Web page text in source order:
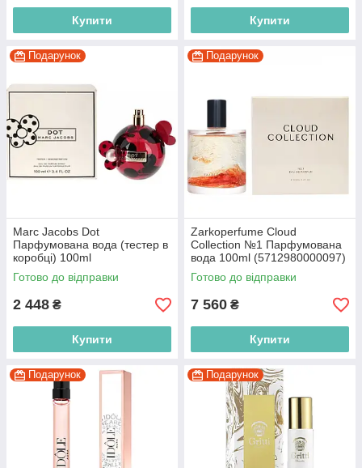
Купити Купити
Подарунок
Marc Jacobs Dot
Парфумована вода (тестер в
коробці) 100ml
(3607342523562)
Готово до відправки
2 448 ₴
Купити
Подарунок
Zarkoperfume Cloud
Collection №1 Парфумована
вода 100ml (5712980000097)
Готово до відправки
7 560 ₴
Купити
Подарунок Подарунок